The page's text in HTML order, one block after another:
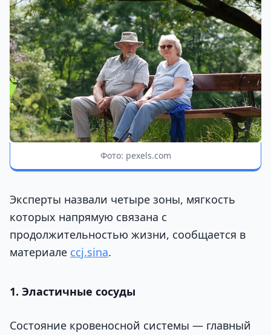
Фото: pexels.com
Эксперты назвали четыре зоны, мягкость
которых напрямую связана с
продолжительностью жизни, сообщается в
материале ccj.sina.
1. Эластичные сосуды
Состояние кровеносной системы — главный